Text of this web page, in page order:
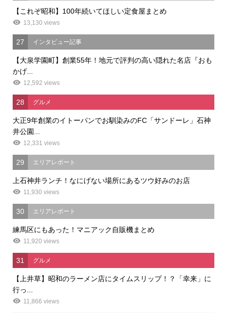
【これぞ昭和】100年続いてほしい定食屋まとめ
13,130 views
27 インタビュー記事
【大泉学園町】創業55年！地元で評判の高い隠れた名店『おも
かげ...
12,592 views
28 グルメ
大正9年創業のイトーパンでお馴染みのFC「サンドーレ」石神
井公園...
12,331 views
29 エリアレポート
上石神井ランチ！なにげない場所にあるツウ好みのお店
11,930 views
30 エリアレポート
練馬区にもあった！マニアック自販機まとめ
11,920 views
31 グルメ
【上井草】昭和のラーメン店にタイムスリップ！？「幸来」に
行っ...
11,866 views